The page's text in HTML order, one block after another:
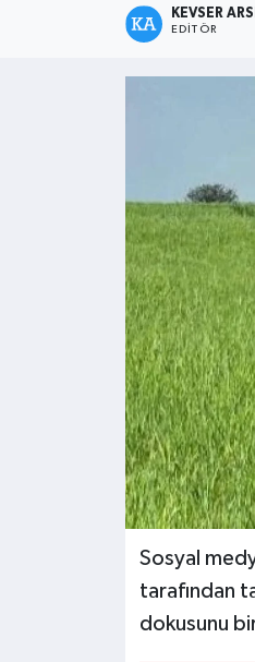
KEVSER
EDITÖR
Sosyal
tarafından
dokusunu
Kültür - Sanat